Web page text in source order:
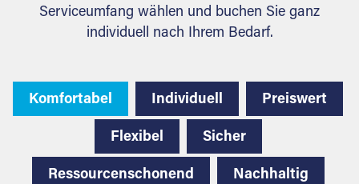
Serviceumfang wählen und buchen Sie ganz
individuell nach Ihrem Bedarf.
Komfortabel Individuell Preiswert
Flexibel Sicher
Ressourcenschonend Nachhaltig